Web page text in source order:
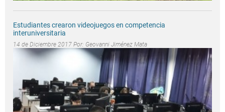
Estudiantes crearon videojuegos en competencia
interuniversitaria
14 de Diciembre 2017 Por: Geovanni Jiménez Mata